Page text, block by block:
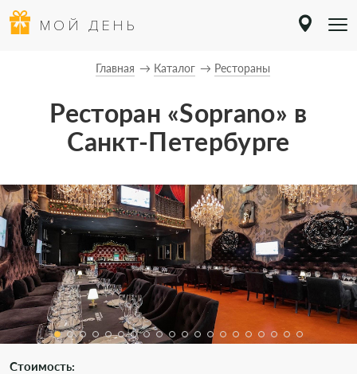
МОЙ ДЕНЬ
Главная Каталог Рестораны
Ресторан «Soprano» в
Санкт-Петербурге
Стоимость: